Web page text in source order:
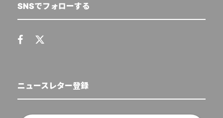
SNSでフォローする
ニュースレター登録